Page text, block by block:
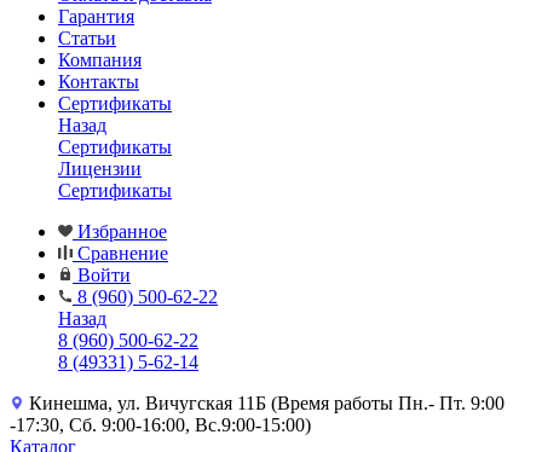
Гарантия
Статьи
Компания
Контакты
Сертификаты
Назад
Сертификаты
Лицензии
Сертификаты
Избранное
Сравнение
Войти
8 (960) 500-62-22
Назад
8 (960) 500-62-22
8 (49331) 5-62-14
Кинешма, ул. Вичугская 11Б (Время работы Пн.- Пт. 9:00
-17:30, Сб. 9:00-16:00, Вс.9:00-15:00)
Каталог